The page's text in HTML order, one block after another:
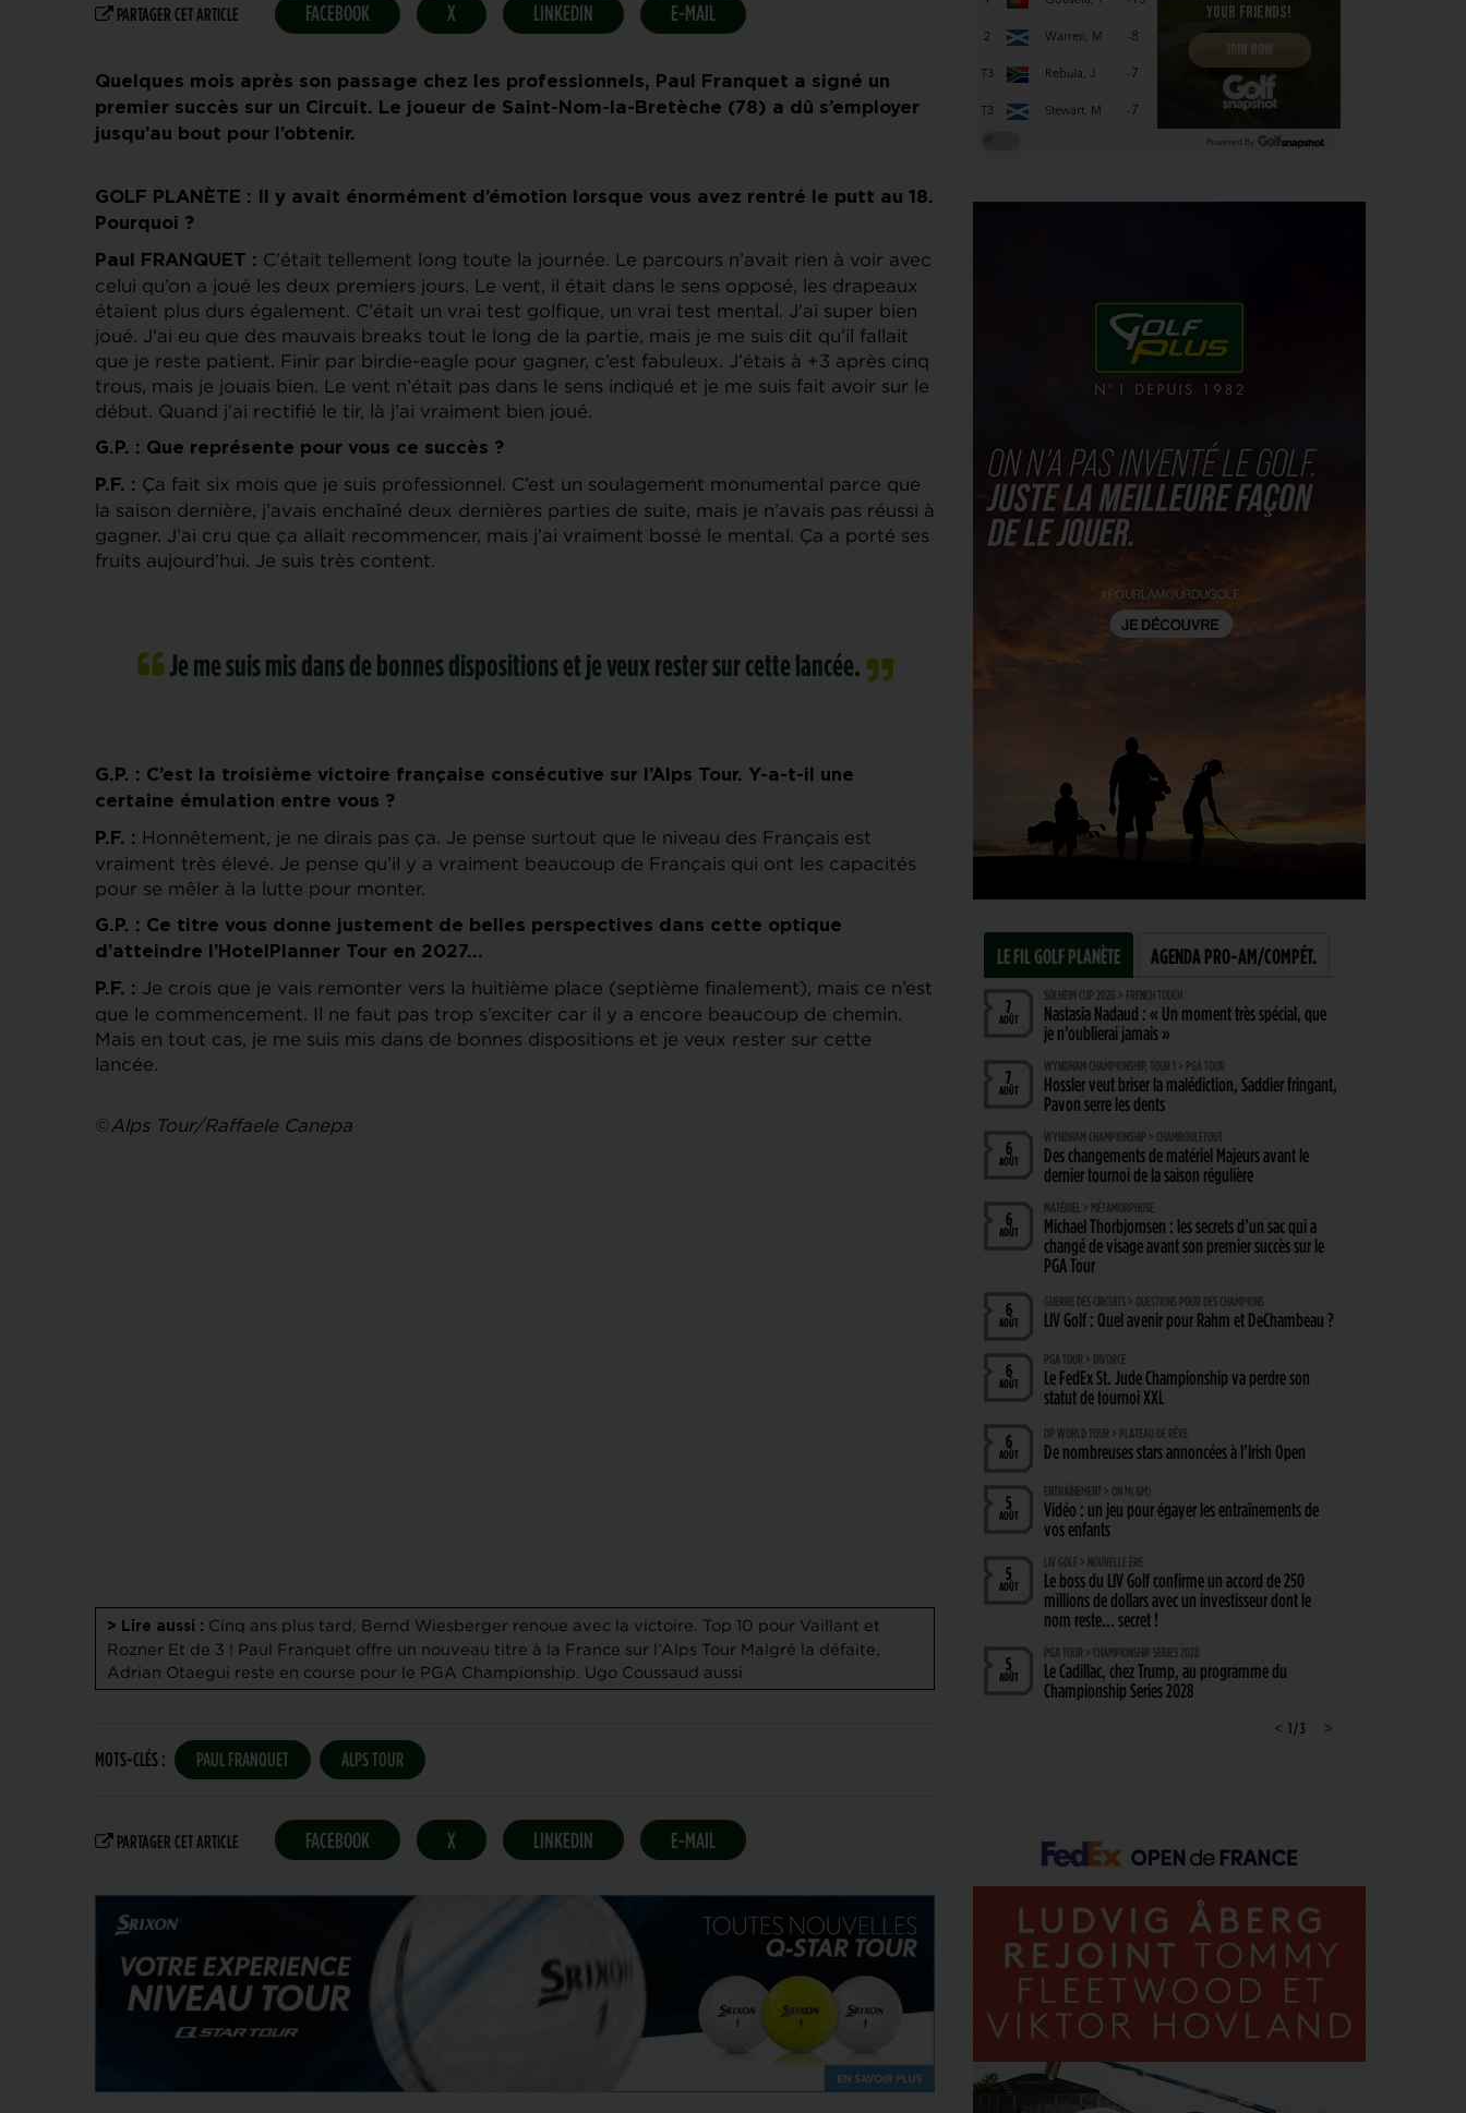
PARTAGER CET ARTICLE FACEBOOK X LINKEDIN E-MAIL
Quelques mois après son passage chez les professionnels, Paul Franquet a signé un
premier succès sur un Circuit. Le joueur de Saint-Nom-la-Bretèche (78) a dû s’employer
jusqu’au bout pour l’obtenir.
GOLF PLANÈTE : Il y avait énormément d’émotion lorsque vous avez rentré le putt au 18.
Pourquoi ?
Paul FRANQUET : C’était tellement long toute la journée. Le parcours n’avait rien à voir avec
celui qu’on a joué les deux premiers jours. Le vent, il était dans le sens opposé, les drapeaux
étaient plus durs également. C’était un vrai test golfique, un vrai test mental. J’ai super bien
joué. J’ai eu que des mauvais breaks tout le long de la partie, mais je me suis dit qu’il fallait
que je reste patient. Finir par birdie-eagle pour gagner, c’est fabuleux. J’étais à +3 après cinq
trous, mais je jouais bien. Le vent n’était pas dans le sens indiqué et je me suis fait avoir sur le
début. Quand j’ai rectifié le tir, là j’ai vraiment bien joué.
G.P. : Que représente pour vous ce succès ?
P.F. : Ça fait six mois que je suis professionnel. C’est un soulagement monumental parce que
la saison dernière, j’avais enchaîné deux dernières parties de suite, mais je n’avais pas réussi à
gagner. J’ai cru que ça allait recommencer, mais j’ai vraiment bossé le mental. Ça a porté ses
fruits aujourd’hui. Je suis très content.
Je me suis mis dans de bonnes dispositions et je veux rester sur cette lancée.
G.P. : C’est la troisième victoire française consécutive sur l’Alps Tour. Y-a-t-il une
certaine émulation entre vous ?
P.F. : Honnêtement, je ne dirais pas ça. Je pense surtout que le niveau des Français est
vraiment très élevé. Je pense qu’il y a vraiment beaucoup de Français qui ont les capacités
pour se mêler à la lutte pour monter.
G.P. : Ce titre vous donne justement de belles perspectives dans cette optique
d’atteindre l’HotelPlanner Tour en 2027…
P.F. : Je crois que je vais remonter vers la huitième place (septième finalement), mais ce n’est
que le commencement. Il ne faut pas trop s’exciter car il y a encore beaucoup de chemin.
Mais en tout cas, je me suis mis dans de bonnes dispositions et je veux rester sur cette
lancée.
©Alps Tour/Raffaele Canepa
> Lire aussi : Cinq ans plus tard, Bernd Wiesberger renoue avec la victoire. Top 10 pour Vaillant et
Rozner Et de 3 ! Paul Franquet offre un nouveau titre à la France sur l’Alps Tour Malgré la défaite,
Adrian Otaegui reste en course pour le PGA Championship. Ugo Coussaud aussi
MOTS-CLÉS : PAUL FRANQUET ALPS TOUR
PARTAGER CET ARTICLE FACEBOOK X LINKEDIN E-MAIL
LE FIL GOLF PLANÈTE AGENDA PRO-AM/COMPÉT.
7
AOÛT
SOLHEIM CUP 2026 > FRENCH TOUCH
Nastasia Nadaud : « Un moment très spécial, que
je n’oublierai jamais »
7
AOÛT
WYNDHAM CHAMPIONSHIP, TOUR 1 > PGA TOUR
Hossler veut briser la malédiction, Saddier fringant,
Pavon serre les dents
6
AOÛT
WYNDHAM CHAMPIONSHIP > CHAMBOULETOUT
Des changements de matériel Majeurs avant le
dernier tournoi de la saison régulière
6
AOÛT
MATÉRIEL > MÉTAMORPHOSE
Michael Thorbjornsen : les secrets d’un sac qui a
changé de visage avant son premier succès sur le
PGA Tour
6
AOÛT
GUERRE DES CIRCUITS > QUESTIONS POUR DES CHAMPIONS
LIV Golf : Quel avenir pour Rahm et DeChambeau ?
6
AOÛT
PGA TOUR > DIVORCE
Le FedEx St. Jude Championship va perdre son
statut de tournoi XXL
6
AOÛT
DP WORLD TOUR > PLATEAU DE RÊVE
De nombreuses stars annoncées à l’Irish Open
5
AOÛT
ENTRAÎNEMENT > ON M(&M)
Vidéo : un jeu pour égayer les entraînements de
vos enfants
5
AOÛT
LIV GOLF > NOUVELLE ÈRE
Le boss du LIV Golf confirme un accord de 250
millions de dollars avec un investisseur dont le
nom reste… secret !
5
AOÛT
PGA TOUR > CHAMPIONSHIP SERIES 2028
Le Cadillac, chez Trump, au programme du
Championship Series 2028
AOÛT
GOLF EN FRANCE > LIEU UNIQUE
L’Évian Resort Golf Club Academy célèbre 20 ans
d’excellence, d’innovation et de transmission
4
AOÛT Fin de saison du PGA Tour : Mode d’emploi
4
AOÛT
SAVOIR VIVRE > LA COMPLAINTE DU GOLFEUR
Etiquette : ne cherchez pas d’excuse, tout le monde
s’en fiche !
4
SOLHEIM CUP 2026 > CHOIX
Solheim Cup 2026 : ces cinq joueuses qui restent à
quai malgré leur candidature
< >
1 / 3